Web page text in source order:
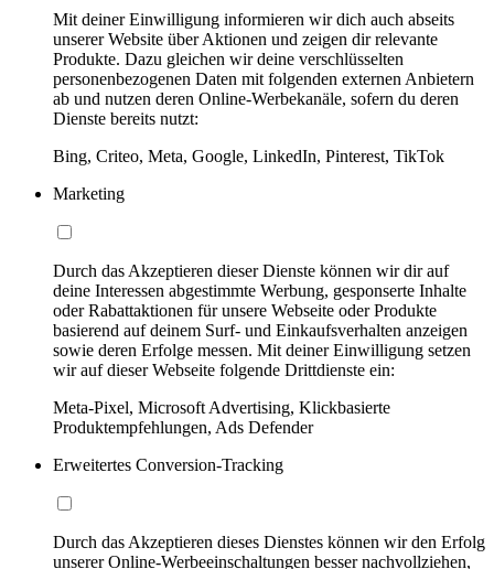
Mit deiner Einwilligung informieren wir dich auch abseits
unserer Website über Aktionen und zeigen dir relevante
Produkte. Dazu gleichen wir deine verschlüsselten
personenbezogenen Daten mit folgenden externen Anbietern
ab und nutzen deren Online-Werbekanäle, sofern du deren
Dienste bereits nutzt:
Bing, Criteo, Meta, Google, LinkedIn, Pinterest, TikTok
Marketing
Durch das Akzeptieren dieser Dienste können wir dir auf
deine Interessen abgestimmte Werbung, gesponserte Inhalte
oder Rabattaktionen für unsere Webseite oder Produkte
basierend auf deinem Surf- und Einkaufsverhalten anzeigen
sowie deren Erfolge messen. Mit deiner Einwilligung setzen
wir auf dieser Webseite folgende Drittdienste ein:
Meta-Pixel, Microsoft Advertising, Klickbasierte
Produktempfehlungen, Ads Defender
Erweitertes Conversion-Tracking
Durch das Akzeptieren dieses Dienstes können wir den Erfolg
unserer Online-Werbeeinschaltungen besser nachvollziehen,